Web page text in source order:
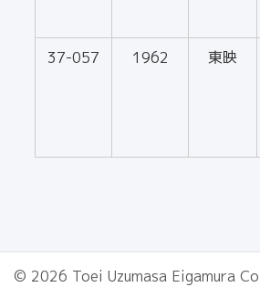
37-057 1962 東映
© 2026 Toei Uzumasa Eigamura